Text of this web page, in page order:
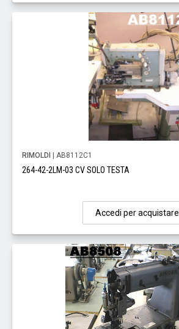
RIMOLDI | AB8112C1
264-42-2LM-03 CV SOLO TESTA
Accedi per acquistare